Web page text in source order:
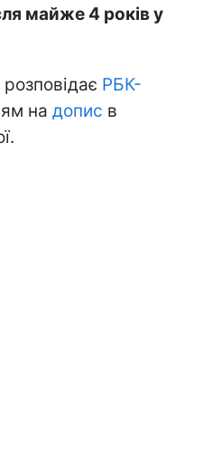
майже 4 років у
РБК-
на допис в